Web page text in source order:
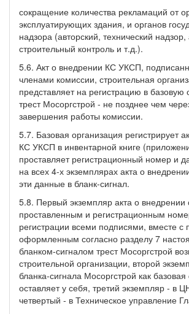
сокращение количества рекламаций от
эксплуатирующих здания, и органов
надзора (авторский, технический надзор,
строительный контроль и т.д.).
5.6. Акт о внедрении КС УКСП,
членами комиссии, строительная
представляет на регистрацию в базовую
трест Мосоргстрой - не позднее чем
завершения работы комиссии.
5.7. Базовая организация регистрирует
КС УКСП в инвентарной книге
проставляет регистрационный номер и
на всех 4-х экземплярах акта о
эти данные в бланк-сигнал.
5.8. Первый экземпляр акта о внедрении
проставленным и регистрационным
регистрации всеми подписями, вместе с
оформленным согласно разделу 7
бланком-сигналом трест Мосоргстрой
строительной организации, второй
бланка-сигнала Мосоргстрой как базовая
оставляет у себя, третий экземпляр -
четвертый - в Техническое управление